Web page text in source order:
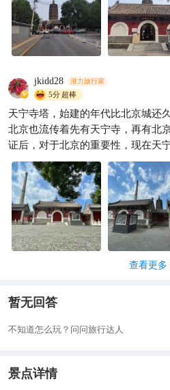
些牵强，卧佛寺始建于唐贞观年间
普及，再说到什么时候佛祖也应该
业却是自古就有的说法，据说旧时
年间（471—476年），当时叫“光
一，寺中有北京最高的密檐式砖塔
间（602年），光林寺改名弘业寺
度高僧送他一袋舍利，他登上帝位
原三十州各建一塔秘藏，天宁寺就
木塔已毁。辽代天祚帝天庆九年至
内建八角十三层舍利砖塔，建塔历
经》经义，主持建塔者是天祚帝的
帝三个月的天赐皇帝，此塔也就成
金代定都北京，即金中都，天王寺
金世宗、金章宗时此寺修建得更为
朝末年，天宁寺随着豪华的金中都
模，姚广孝退隐后移居天宁寺，就
府。明宣德十年（1435年），此地
年（1515年）、嘉靖三年（1524年
宁寺再毁。清初时塔顶坍塌，康熙
修。 现在的天宁寺规模并不算大，经过山门殿东西两侧是钟鼓
jkidd28 潜力旅行家
5分超棒
天宁寺塔，始建的年代比北京城还
北京也流传着先有天宁寺，再有北
证后，对于北京的重要性，现在天
查看更多
暂无回答
不知道怎么玩？问问旅行达人
景点详情